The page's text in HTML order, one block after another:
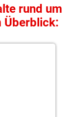
rund um
Überblick: